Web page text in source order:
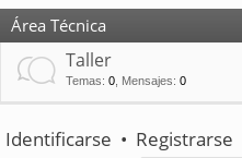
Área Técnica
Taller
Temas: 0 Mensajes: 0
Identificarse • Registrarse